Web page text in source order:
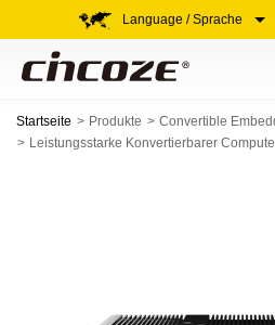
Language / Sprache
Startseite Produkte
Convertible
Leistungsstarke Konvertierbarer